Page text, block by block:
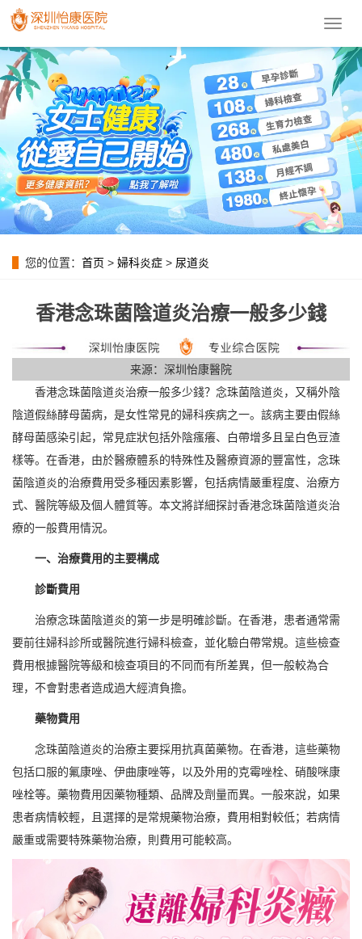
導
菜
單
您的位置： 首页 > 婦科炎症 > 尿道炎
香港念珠菌陰道炎治療一般多少錢
来源：深圳怡康醫院
香港念珠菌陰道炎治療一般多少錢？念珠菌陰道炎，又稱外陰
陰道假絲酵母菌病，是女性常見的婦科疾病之一。該病主要由假絲
酵母菌感染引起，常見症狀包括外陰瘙癢、白帶增多且呈白色豆渣
樣等。在香港，由於醫療體系的特殊性及醫療資源的豐富性，念珠
菌陰道炎的治療費用受多種因素影響，包括病情嚴重程度、治療方
式、醫院等級及個人體質等。本文將詳細探討香港念珠菌陰道炎治
療的一般費用情況。
一、治療費用的主要構成
診斷費用
治療念珠菌陰道炎的第一步是明確診斷。在香港，患者通常需
要前往婦科診所或醫院進行婦科檢查，並化驗白帶常規。這些檢查
費用根據醫院等級和檢查項目的不同而有所差異，但一般較為合
理，不會對患者造成過大經濟負擔。
藥物費用
念珠菌陰道炎的治療主要採用抗真菌藥物。在香港，這些藥物
包括口服的氟康唑、伊曲康唑等，以及外用的克霉唑栓、硝酸咪康
唑栓等。藥物費用因藥物種類、品牌及劑量而異。一般來說，如果
患者病情較輕，且選擇的是常規藥物治療，費用相對較低；若病情
嚴重或需要特殊藥物治療，則費用可能較高。